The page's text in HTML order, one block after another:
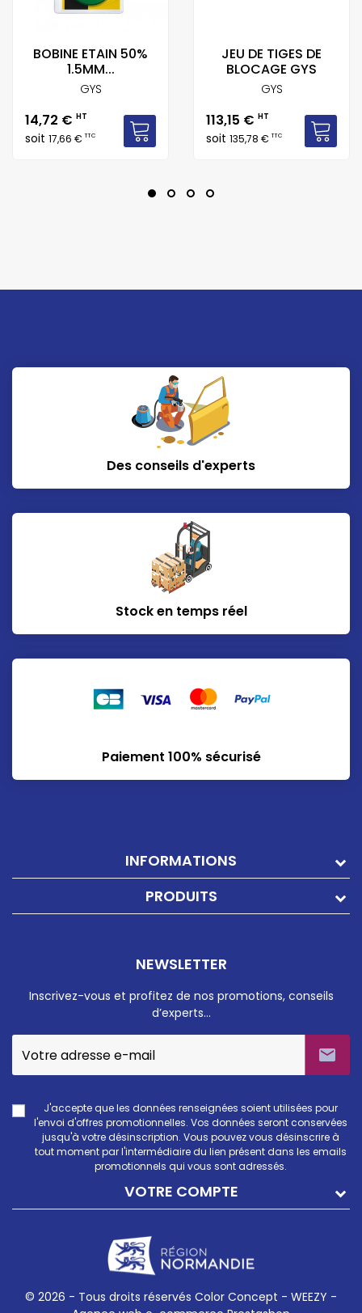
BOBINE ETAIN 50%
1.5MM...
GYS
Prix
14,72 € HT
soit 17,66 €TTC
JEU DE TIGES DE
BLOCAGE GYS
GYS
Prix
113,15 € HT
soit 135,78 €TTC
Des conseils d'experts
Stock en temps réel
Paiement 100% sécurisé
INFORMATIONS
PRODUITS
NEWSLETTER
Inscrivez-vous et profitez de nos promotions, conseils
d’experts…

J'accepte que les données renseignées soient utilisées pour
l'envoi d'offres promotionnelles. Vos données seront conservées
jusqu'à votre désinscription. Vous pouvez vous désinscrire à
tout moment par l'intermédiaire du lien présent dans les emails
promotionnels qui vous sont adressés.
VOTRE COMPTE
© 2026 - Tous droits réservés Color Concept - WEEZY -